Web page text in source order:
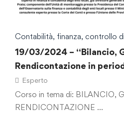
Contabilità, finanza, controllo
19/03/2024 – “Bilancio,
Rendicontazione in
economico – finanziaria e
PNRR e il PNC: compiti di
progetti nel contesto
Esperto
Corso in tema di: BILANCIO,
RENDICONTAZIONE …